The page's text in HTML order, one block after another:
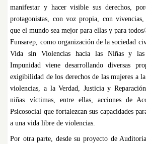
manifestar y hacer visible sus derechos,
protagonistas, con voz propia, con vivencias,
que el mundo sea mejor para ellas y para todos/
Funsarep, como organización de la sociedad
Vida sin Violencias hacia las Niñas y
Impunidad viene desarrollando diversas
exigibilidad de los derechos de las mujeres a
violencias, a la Verdad, Justicia y
niñas víctimas, entre ellas, acciones de
Psicosocial que fortalezcan sus capacidades
a una vida libre de violencias.
Por otra parte, desde su proyecto de